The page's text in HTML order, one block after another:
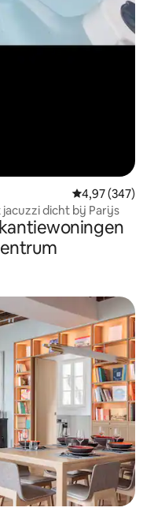
Gemiddelde
4,97 (347)
dicht bij Parijs